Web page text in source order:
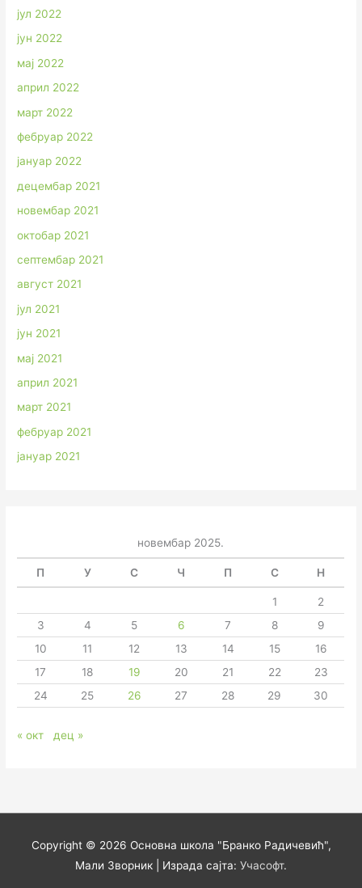
јул 2022
јун 2022
мај 2022
април 2022
март 2022
фебруар 2022
јануар 2022
децембар 2021
новембар 2021
октобар 2021
септембар 2021
август 2021
јул 2021
јун 2021
мај 2021
април 2021
март 2021
фебруар 2021
јануар 2021
новембар 2025.
П У С Ч П С Н
1
2
3
4 5 6 7 8
9
10
11 12 13 14 15
16
17
18 19 20 21 22
23
24
25 26 27 28 29 30
« окт дец »
Copyright © 2026 Основна школа "Бранко Радичевић",
Мали Зворник | Израда сајта: Учасофт.